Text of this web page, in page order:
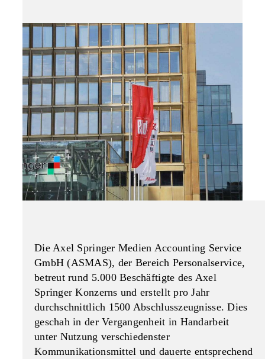
Die Axel Springer Medien Accounting Service
GmbH (ASMAS), der Bereich Personalservice,
betreut rund 5.000 Beschäftigte des Axel
Springer Konzerns und erstellt pro Jahr
durchschnittlich 1500 Abschlusszeugnisse. Dies
geschah in der Vergangenheit in Handarbeit
unter Nutzung verschiedenster
Kommunikationsmittel und dauerte entsprechend